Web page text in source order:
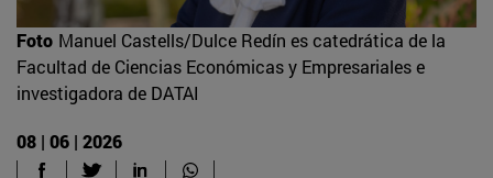
Foto Manuel Castells/Dulce Redín es catedrática de la
Facultad de Ciencias Económicas y Empresariales e
investigadora de DATAI
08 | 06 | 2026